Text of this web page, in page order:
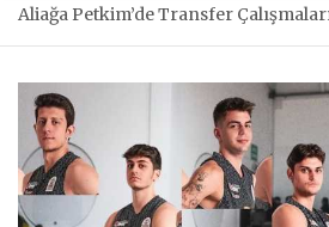
Aliağa Petkim’de Transfer